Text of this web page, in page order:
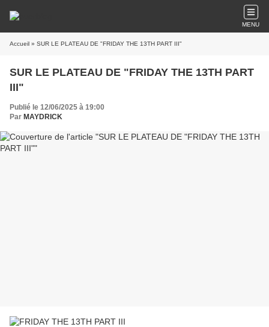
MENU
Accueil » SUR LE PLATEAU DE "FRIDAY THE 13TH PART III"
SUR LE PLATEAU DE "FRIDAY THE 13TH PART
III"
Publié le 12/06/2025 à 19:00
Par MAYDRICK